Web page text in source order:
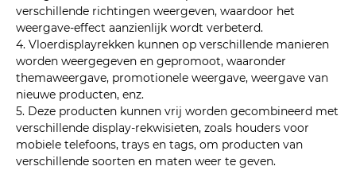
verschillende richtingen weergeven, waardoor het
weergave-effect aanzienlijk wordt verbeterd.
4. Vloerdisplayrekken kunnen op verschillende manieren
worden weergegeven en gepromoot, waaronder
themaweergave, promotionele weergave, weergave van
nieuwe producten, enz.
5. Deze producten kunnen vrij worden gecombineerd met
verschillende display-rekwisieten, zoals houders voor
mobiele telefoons, trays en tags, om producten van
verschillende soorten en maten weer te geven.